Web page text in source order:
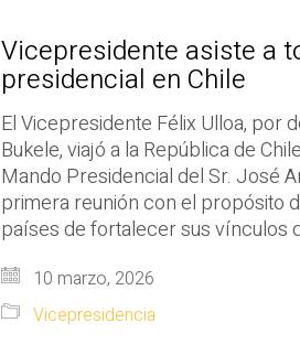
Vicepresidente asiste a
presidencial en Chile
El Vicepresidente Félix Ulloa, por
Bukele, viajó a la República de
Mando Presidencial del Sr. José
primera reunión con el propósito
países de fortalecer sus vínculos
10 marzo, 2026
Vicepresidencia